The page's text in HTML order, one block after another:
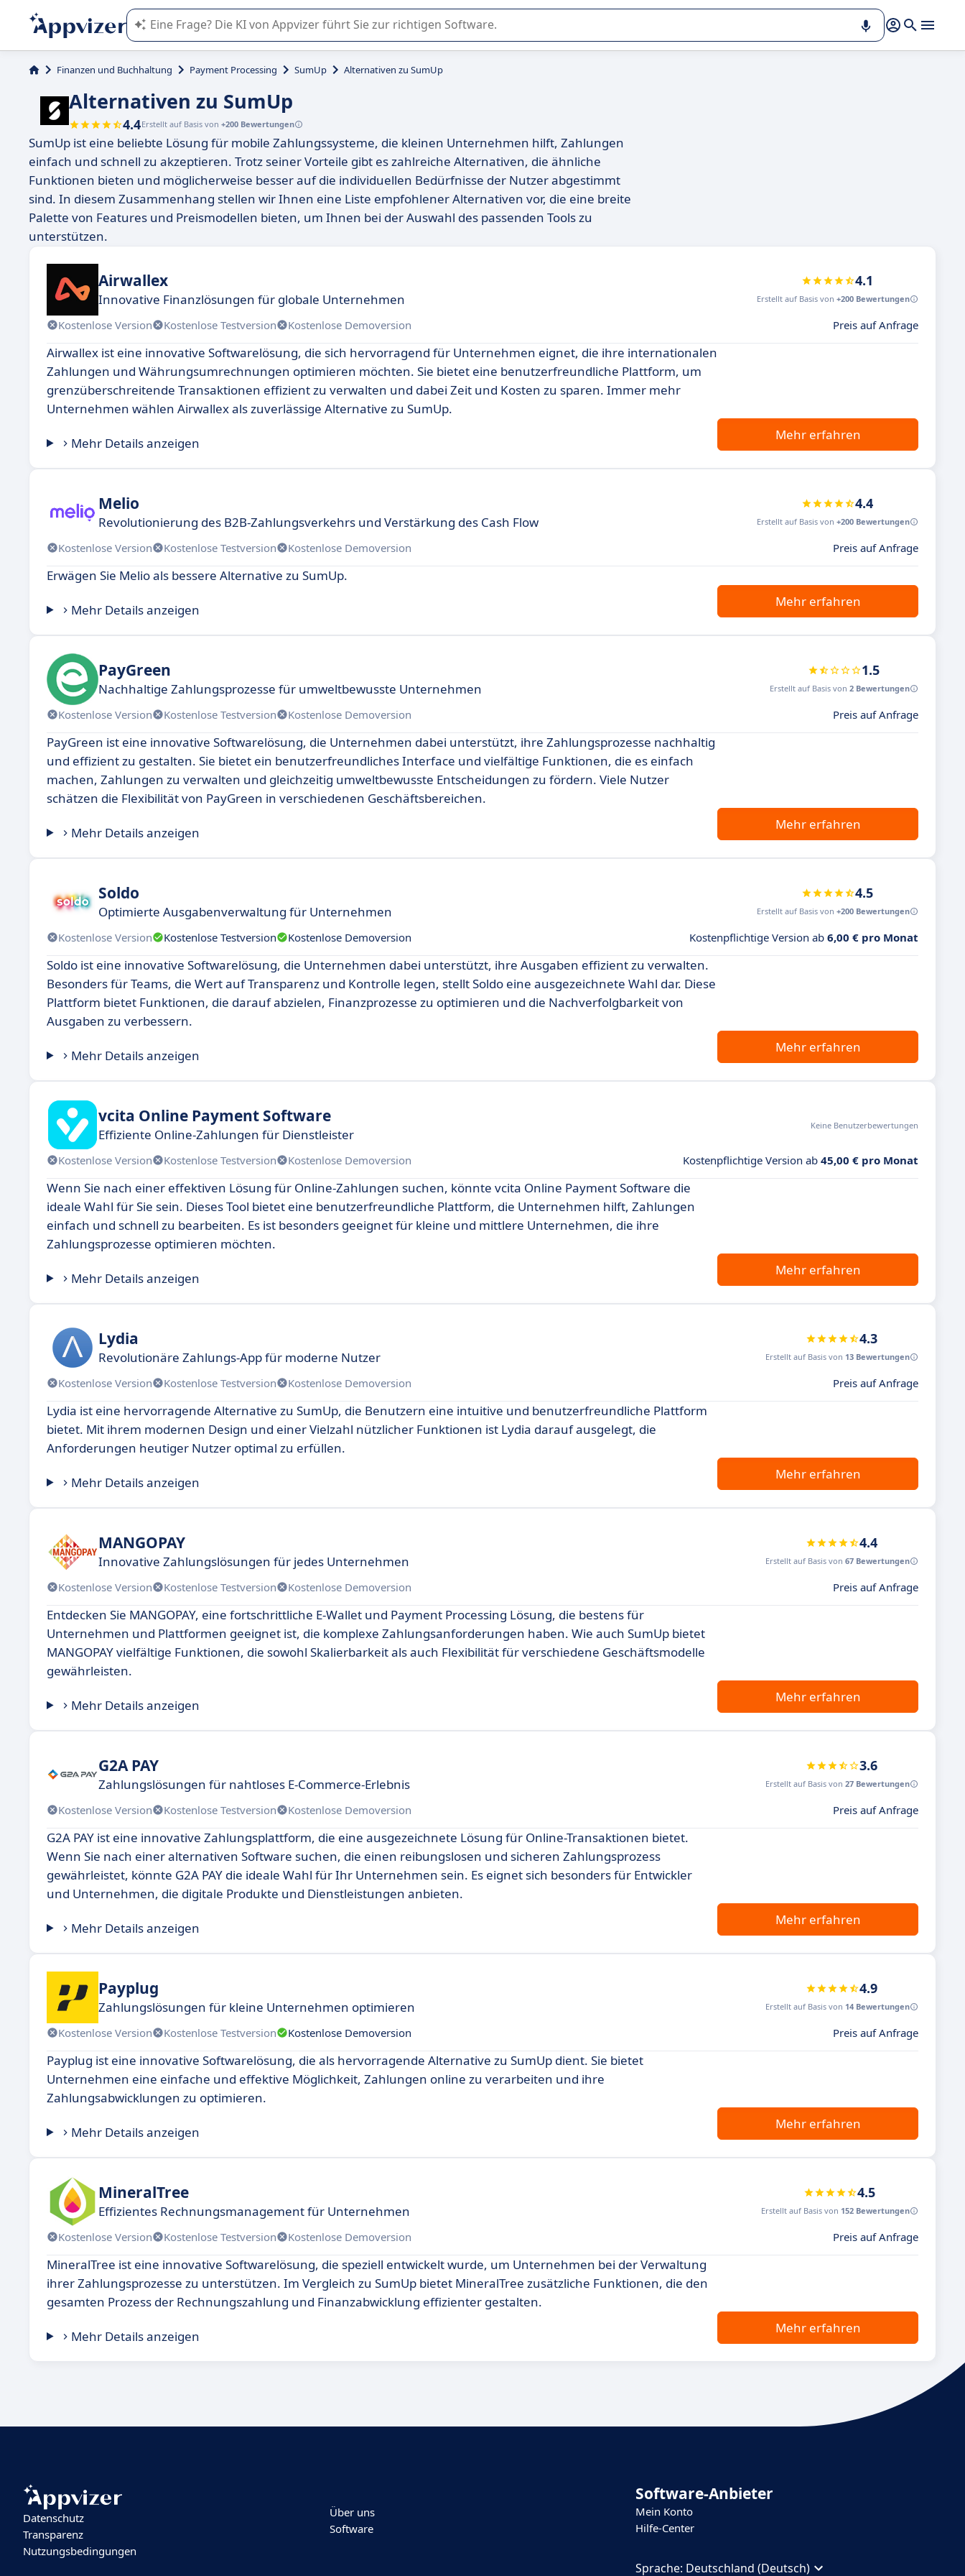
Die KI von Appvizer führt Sie bei der Nutzung oder Auswahl von SaaS-Software in Unternehmen.
Finanzen und Buchhaltung Payment Processing SumUp Alternativen zu SumUp
Alternativen zu SumUp
4.4Erstellt auf Basis von +200 Bewertungen
SumUp ist eine beliebte Lösung für mobile Zahlungssysteme, die kleinen Unternehmen hilft, Zahlungen
einfach und schnell zu akzeptieren. Trotz seiner Vorteile gibt es zahlreiche Alternativen, die ähnliche
Funktionen bieten und möglicherweise besser auf die individuellen Bedürfnisse der Nutzer abgestimmt
sind. In diesem Zusammenhang stellen wir Ihnen eine Liste empfohlener Alternativen vor, die eine breite
Palette von Features und Preismodellen bieten, um Ihnen bei der Auswahl des passenden Tools zu
unterstützen.
Airwallex
Innovative Finanzlösungen für globale Unternehmen
4.1
Erstellt auf Basis von +200 Bewertungen
Kostenlose Version Kostenlose Testversion Kostenlose Demoversion Preis auf Anfrage
Airwallex ist eine innovative Softwarelösung, die sich hervorragend für Unternehmen eignet, die ihre internationalen
Zahlungen und Währungsumrechnungen optimieren möchten. Sie bietet eine benutzerfreundliche Plattform, um
grenzüberschreitende Transaktionen effizient zu verwalten und dabei Zeit und Kosten zu sparen. Immer mehr
Unternehmen wählen Airwallex als zuverlässige Alternative zu SumUp.
Mehr Details anzeigen
Mehr erfahren
Melio
Revolutionierung des B2B-Zahlungsverkehrs und Verstärkung des Cash Flow
4.4
Erstellt auf Basis von +200 Bewertungen
Kostenlose Version Kostenlose Testversion Kostenlose Demoversion Preis auf Anfrage
Erwägen Sie Melio als bessere Alternative zu SumUp.
Mehr Details anzeigen
Mehr erfahren
PayGreen
Nachhaltige Zahlungsprozesse für umweltbewusste Unternehmen
1.5
Erstellt auf Basis von 2 Bewertungen
Kostenlose Version Kostenlose Testversion Kostenlose Demoversion Preis auf Anfrage
PayGreen ist eine innovative Softwarelösung, die Unternehmen dabei unterstützt, ihre Zahlungsprozesse nachhaltig
und effizient zu gestalten. Sie bietet ein benutzerfreundliches Interface und vielfältige Funktionen, die es einfach
machen, Zahlungen zu verwalten und gleichzeitig umweltbewusste Entscheidungen zu fördern. Viele Nutzer
schätzen die Flexibilität von PayGreen in verschiedenen Geschäftsbereichen.
Mehr Details anzeigen
Mehr erfahren
Soldo
Optimierte Ausgabenverwaltung für Unternehmen
4.5
Erstellt auf Basis von +200 Bewertungen
Kostenlose Version Kostenlose Testversion Kostenlose Demoversion Kostenpflichtige Version ab 6,00 € pro Monat
Soldo ist eine innovative Softwarelösung, die Unternehmen dabei unterstützt, ihre Ausgaben effizient zu verwalten.
Besonders für Teams, die Wert auf Transparenz und Kontrolle legen, stellt Soldo eine ausgezeichnete Wahl dar. Diese
Plattform bietet Funktionen, die darauf abzielen, Finanzprozesse zu optimieren und die Nachverfolgbarkeit von
Ausgaben zu verbessern.
Mehr Details anzeigen
Mehr erfahren
vcita Online Payment Software
Effiziente Online-Zahlungen für Dienstleister
Keine Benutzerbewertungen
Kostenlose Version Kostenlose Testversion Kostenlose Demoversion Kostenpflichtige Version ab 45,00 € pro Monat
Wenn Sie nach einer effektiven Lösung für Online-Zahlungen suchen, könnte vcita Online Payment Software die
ideale Wahl für Sie sein. Dieses Tool bietet eine benutzerfreundliche Plattform, die Unternehmen hilft, Zahlungen
einfach und schnell zu bearbeiten. Es ist besonders geeignet für kleine und mittlere Unternehmen, die ihre
Zahlungsprozesse optimieren möchten.
Mehr Details anzeigen
Mehr erfahren
Lydia
Revolutionäre Zahlungs-App für moderne Nutzer
4.3
Erstellt auf Basis von 13 Bewertungen
Kostenlose Version Kostenlose Testversion Kostenlose Demoversion Preis auf Anfrage
Lydia ist eine hervorragende Alternative zu SumUp, die Benutzern eine intuitive und benutzerfreundliche Plattform
bietet. Mit ihrem modernen Design und einer Vielzahl nützlicher Funktionen ist Lydia darauf ausgelegt, die
Anforderungen heutiger Nutzer optimal zu erfüllen.
Mehr Details anzeigen
Mehr erfahren
MANGOPAY
Innovative Zahlungslösungen für jedes Unternehmen
4.4
Erstellt auf Basis von 67 Bewertungen
Kostenlose Version Kostenlose Testversion Kostenlose Demoversion Preis auf Anfrage
Entdecken Sie MANGOPAY, eine fortschrittliche E-Wallet und Payment Processing Lösung, die bestens für
Unternehmen und Plattformen geeignet ist, die komplexe Zahlungsanforderungen haben. Wie auch SumUp bietet
MANGOPAY vielfältige Funktionen, die sowohl Skalierbarkeit als auch Flexibilität für verschiedene Geschäftsmodelle
gewährleisten.
Mehr Details anzeigen
Mehr erfahren
G2A PAY
Zahlungslösungen für nahtloses E-Commerce-Erlebnis
3.6
Erstellt auf Basis von 27 Bewertungen
Kostenlose Version Kostenlose Testversion Kostenlose Demoversion Preis auf Anfrage
G2A PAY ist eine innovative Zahlungsplattform, die eine ausgezeichnete Lösung für Online-Transaktionen bietet.
Wenn Sie nach einer alternativen Software suchen, die einen reibungslosen und sicheren Zahlungsprozess
gewährleistet, könnte G2A PAY die ideale Wahl für Ihr Unternehmen sein. Es eignet sich besonders für Entwickler
und Unternehmen, die digitale Produkte und Dienstleistungen anbieten.
Mehr Details anzeigen
Mehr erfahren
Payplug
Zahlungslösungen für kleine Unternehmen optimieren
4.9
Erstellt auf Basis von 14 Bewertungen
Kostenlose Version Kostenlose Testversion Kostenlose Demoversion Preis auf Anfrage
Payplug ist eine innovative Softwarelösung, die als hervorragende Alternative zu SumUp dient. Sie bietet
Unternehmen eine einfache und effektive Möglichkeit, Zahlungen online zu verarbeiten und ihre
Zahlungsabwicklungen zu optimieren.
Mehr Details anzeigen
Mehr erfahren
MineralTree
Effizientes Rechnungsmanagement für Unternehmen
4.5
Erstellt auf Basis von 152 Bewertungen
Kostenlose Version Kostenlose Testversion Kostenlose Demoversion Preis auf Anfrage
MineralTree ist eine innovative Softwarelösung, die speziell entwickelt wurde, um Unternehmen bei der Verwaltung
ihrer Zahlungsprozesse zu unterstützen. Im Vergleich zu SumUp bietet MineralTree zusätzliche Funktionen, die den
gesamten Prozess der Rechnungszahlung und Finanzabwicklung effizienter gestalten.
Mehr Details anzeigen
Mehr erfahren
Datenschutz
Transparenz
Nutzungsbedingungen
Über uns
Software
Software-Anbieter
Mein Konto
Hilfe-Center
Sprache: Deutschland (Deutsch)